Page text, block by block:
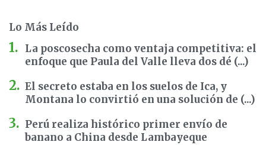
Lo Más Leído
La poscosecha como ventaja competitiva: el
enfoque que Paula del Valle lleva dos dé (...)
El secreto estaba en los suelos de Ica, y
Montana lo convirtió en una solución de (...)
Perú realiza histórico primer envío de
banano a China desde Lambayeque